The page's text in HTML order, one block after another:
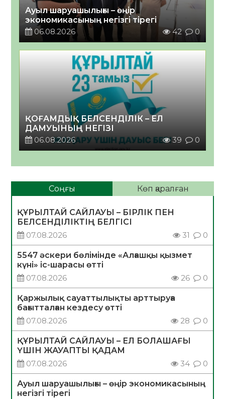
Ауыл шаруашылығы – өңір
экономикасының негізгі тірегі
06.08.2026
42 0
ҚОҒАМДЫҚ БЕЛСЕНДІЛІК – ЕЛ
ДАМУЫНЫҢ НЕГІЗІ
06.08.2026
39 0
Соңғы Көп қаралған
ҚҰРЫЛТАЙ САЙЛАУЫ – БІРЛІК ПЕН
БЕЛСЕНДІЛІКТІҢ БЕЛГІСІ
07.08.2026
31 0
5547 әскери бөлімінде «Алғашқы қызмет
күні» іс-шарасы өтті
07.08.2026
26 0
Қаржылық сауаттылықты арттыруға
бағытталған кездесу өтті
07.08.2026
28 0
ҚҰРЫЛТАЙ САЙЛАУЫ – ЕЛ БОЛАШАҒЫ
ҮШІН ЖАУАПТЫ ҚАДАМ
07.08.2026
34 0
Ауыл шаруашылығы – өңір экономикасының
негізгі тірегі